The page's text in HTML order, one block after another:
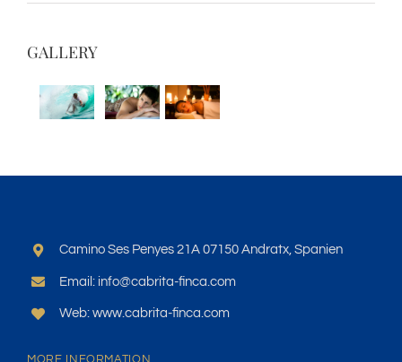
GALLERY
Camino Ses Penyes 21A 07150 Andratx, Spanien
Email: info@cabrita-finca.com
Web: www.cabrita-finca.com
MORE INFORMATION